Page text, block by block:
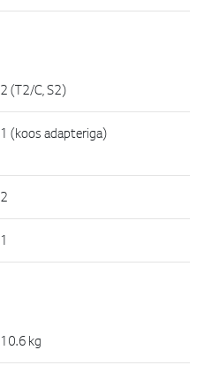
2 (T2/C, S2)
1 (koos adapteriga)
2
1
10.6 kg